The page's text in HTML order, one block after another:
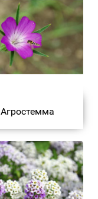
Агростемма